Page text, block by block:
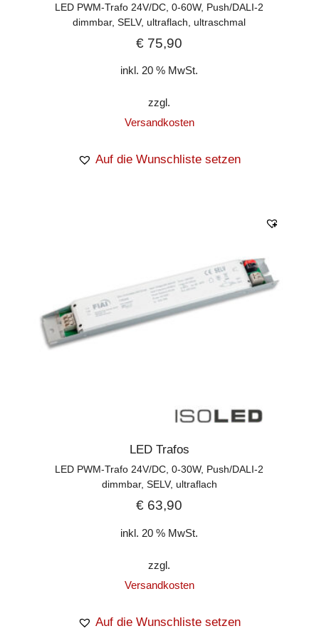
LED PWM-Trafo 24V/DC, 0-60W, Push/DALI-2
dimmbar, SELV, ultraflach, ultraschmal
€ 75,90
inkl. 20 % MwSt.
zzgl.
Versandkosten
Auf die Wunschliste setzen
LED Trafos
LED PWM-Trafo 24V/DC, 0-30W, Push/DALI-2
dimmbar, SELV, ultraflach
€ 63,90
inkl. 20 % MwSt.
zzgl.
Versandkosten
Auf die Wunschliste setzen